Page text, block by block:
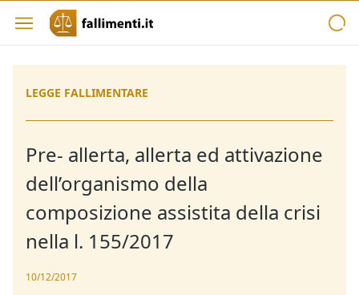
LEGGE FALLIMENTARE
Pre- allerta, allerta ed attivazione
dell’organismo della
composizione assistita della crisi
nella l. 155/2017
10/12/2017